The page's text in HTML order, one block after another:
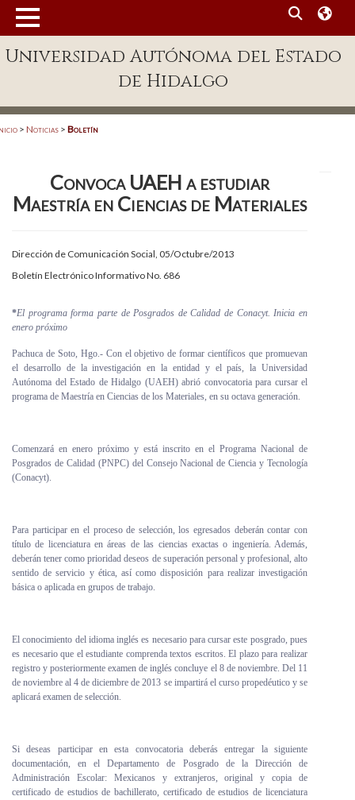
Enlaces
Patronato
Publicaciones en línea
Acreditación Internacional
Alumnado
Personal
Universidad Autónoma del Estado
de Hidalgo
> Noticias > Boletín
Convoca UAEH a estudiar
Maestría en Ciencias de Materiales
Dirección de Comunicación Social, 05/Octubre/2013
Boletín Electrónico Informativo No. 686
*El programa forma parte de Posgrados de Calidad de Conacyt. Inicia en
enero próximo
Pachuca de Soto, Hgo.- Con el objetivo de formar científicos que promuevan
el desarrollo de la investigación en la entidad y el país, la Universidad
Autónoma del Estado de Hidalgo (UAEH) abrió convocatoria para cursar el
programa de Maestría en Ciencias de los Materiales, en su octava generación.
Comenzará en enero próximo y está inscrito en el Programa Nacional de
Posgrados de Calidad (PNPC) del Consejo Nacional de Ciencia y Tecnología
(Conacyt).
Para participar en el proceso de selección, los egresados deberán contar con
título de licenciatura en áreas de las ciencias exactas o ingeniería. Además,
deberán tener como prioridad deseos de superación personal y profesional, alto
sentido de servicio y ética, así como disposición para realizar investigación
básica o aplicada en grupos de trabajo.
El conocimiento del idioma inglés es necesario para cursar este posgrado, pues
es necesario que el estudiante comprenda textos escritos. El plazo para realizar
registro y posteriormente examen de inglés concluye el 8 de noviembre. Del 11
de noviembre al 4 de diciembre de 2013 se impartirá el curso propedéutico y se
aplicará examen de selección.
Si deseas participar en esta convocatoria deberás entregar la siguiente
documentación, en el Departamento de Posgrado de la Dirección de
Administración Escolar: Mexicanos y extranjeros, original y copia de
certificado de estudios de bachillerato, certificado de estudios de licenciatura